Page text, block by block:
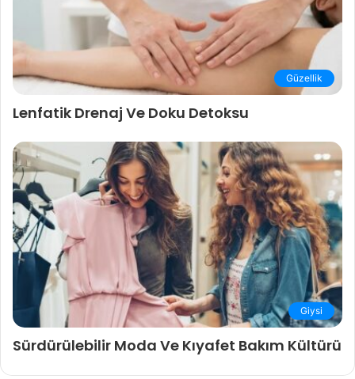
Güzellik
Lenfatik Drenaj Ve Doku Detoksu
Giysi
Sürdürülebilir Moda Ve Kıyafet Bakım Kültürü